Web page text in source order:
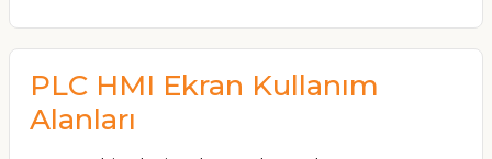
PLC HMI Ekran Kullanım
Alanları